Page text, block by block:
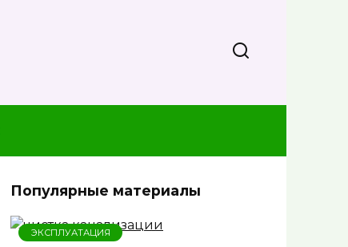
Популярные материалы
ЭКСПЛУАТАЦИЯ